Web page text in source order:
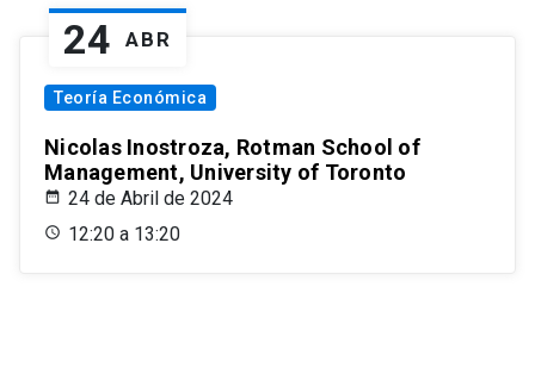
24 ABR
Teoría Económica
Nicolas Inostroza, Rotman School of
Management, University of Toronto
24 de Abril de 2024
12:20 a 13:20